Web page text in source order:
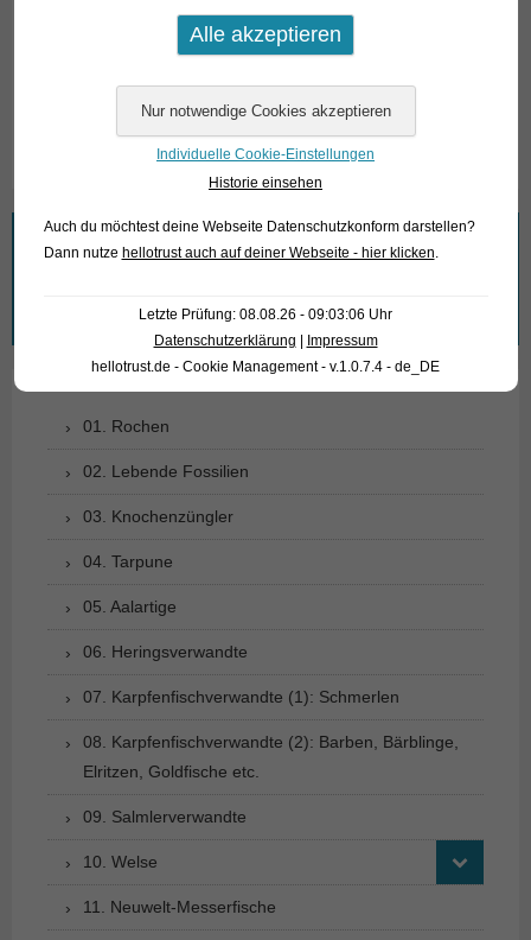
261953 auf unserer Stockliste. Bitte beachten Sie, dass wir
Text & Photos: Frank Schäfer
Wonach suchen Sie?
01. Rochen
02. Lebende Fossilien
03. Knochenzüngler
04. Tarpune
05. Aalartige
06. Heringsverwandte
07. Karpfenfischverwandte (1): Schmerlen
08. Karpfenfischverwandte (2): Barben, Bärblinge,
Elritzen, Goldfische etc.
09. Salmlerverwandte
10. Welse
11. Neuwelt-Messerfische
Individuelle Cookie-Einstellungen
Historie einsehen
Auch du möchtest deine Webseite Datenschutzkonform darstellen?
Dann nutze hellotrust auch auf deiner Webseite - hier klicken.
Letzte Prüfung: 08.08.26 - 09:03:06 Uhr
Datenschutzerklärung
Impressum
hellotrust.de - Cookie Management - v.1.0.7.4 - de_DE